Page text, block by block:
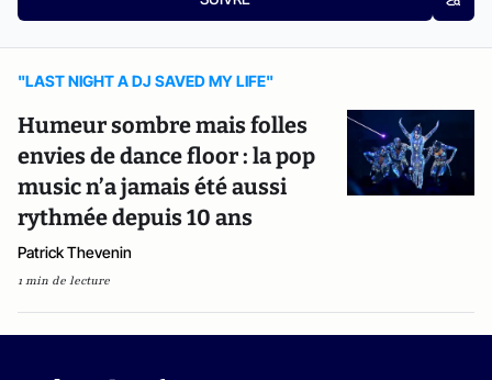
"LAST NIGHT A DJ SAVED MY LIFE"
Humeur sombre mais folles
envies de dance floor : la pop
music n’a jamais été aussi
rythmée depuis 10 ans
Patrick Thevenin
1 min de lecture